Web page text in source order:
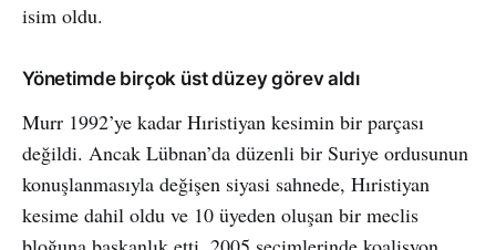
isim oldu.
Yönetimde birçok üst düzey görev aldı
Murr 1992’ye kadar Hıristiyan kesimin bir parçası
değildi. Ancak Lübnan’da düzenli bir Suriye ordusunun
konuşlanmasıyla değişen siyasi sahnede, Hıristiyan
kesime dahil oldu ve 10 üyeden oluşan bir meclis